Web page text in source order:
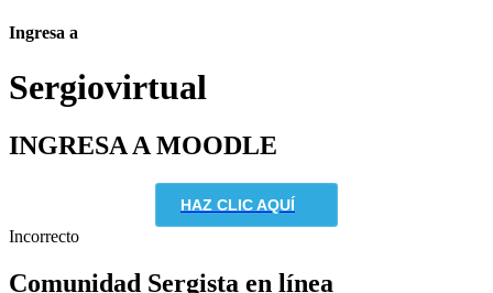
Ingresa a
Sergiovirtual
INGRESA A MOODLE
HAZ CLIC AQUÍ
Incorrecto
Comunidad Sergista en línea